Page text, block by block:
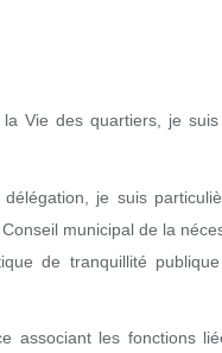
Vie des quartiers, je
je suis
municipal de la
de tranquillité
associant les fonctions